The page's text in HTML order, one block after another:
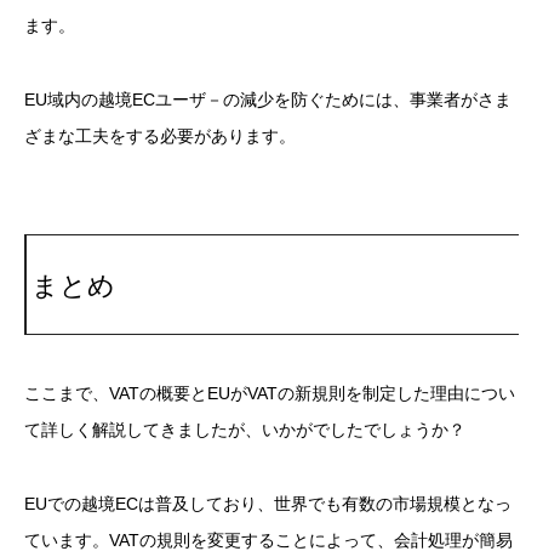
ます。
EU域内の越境ECユーザ－の減少を防ぐためには、事業者がさま
ざまな工夫をする必要があります。
まとめ
ここまで、VATの概要とEUがVATの新規則を制定した理由につい
て詳しく解説してきましたが、いかがでしたでしょうか？
EUでの越境ECは普及しており、世界でも有数の市場規模となっ
ています。VATの規則を変更することによって、会計処理が簡易